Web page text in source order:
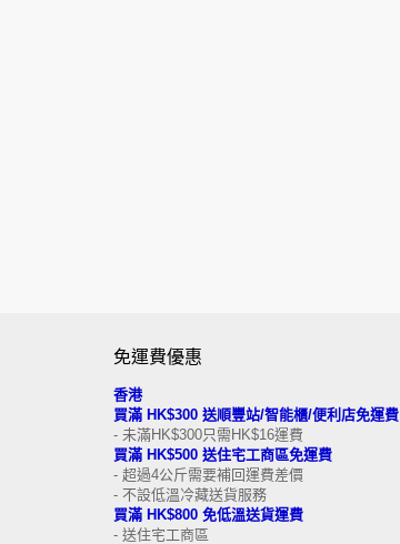
免運費優惠
香港
買滿 HK$300 送順豐站/智能櫃/便利店免運費
- 未滿HK$300只需HK$16運費
買滿 HK$500 送住宅工商區免運費
- 超過4公斤需要補回運費差價
- 不設低溫冷藏送貨服務
買滿 HK$800 免低溫送貨運費
- 送住宅工商區